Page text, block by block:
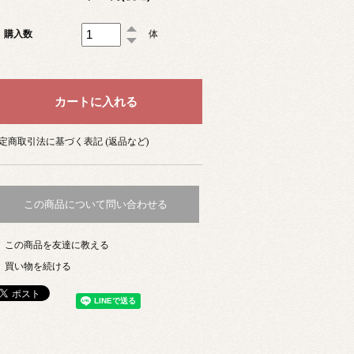
購入数 体
商取引法に基づく表記 (返品など)
この商品について問い合わせる
この商品を友達に教える
買い物を続ける